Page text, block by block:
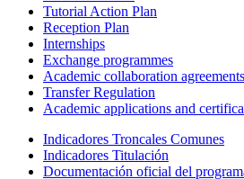
Tutorial Action Plan
Reception Plan
Internships
Exchange programmes
Academic collaboration agreements
Transfer Regulation
Academic applications and
Indicadores Troncales Comunes
Indicadores Titulación
Documentación oficial del